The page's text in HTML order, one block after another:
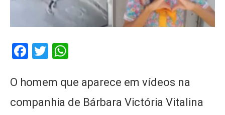
Facebook
Twitter
O homem que aparece em vídeos na
companhia de Bárbara Victória Vitalina